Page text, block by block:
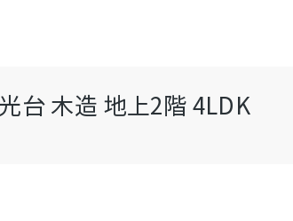
台 木造 地上2階 4LDK